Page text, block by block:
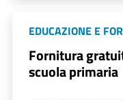
EDUCAZIONE E
Fornitura
scuola primaria